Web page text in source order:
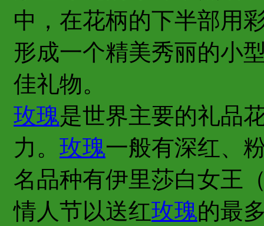
中，在花柄的下半部用
形成一个精美秀丽的小
佳礼物。
玫瑰是世界主要的礼品
力。 玫瑰一般有深红、
名品种有伊里莎白女王
情人节以送红玫瑰的最